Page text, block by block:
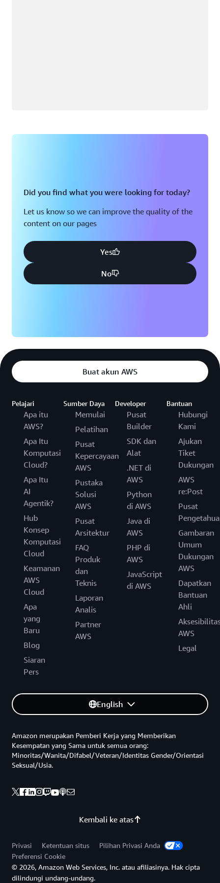
Did you find what you were looking for today?
Let us know so we can improve the quality of the
content on our pages
Yes
No
Buat akun AWS
Pelajari
Apa itu
AWS?
Apa Itu
Komputasi
Cloud?
Apa Itu
AI
Agentik?
Hub
Konsep
Komputasi
Cloud
Keamanan
AWS
Cloud
Apa
yang
Baru
Blog
Siaran
Pers
Sumber Daya
Memulai
Pelatihan
Pusat
Kepercayaan
AWS
Pustaka
Solusi
AWS
Pusat
Arsitektur
FAQ
Produk
dan
Teknis
Laporan
Analis
Partner
AWS
Developer
Pusat
Builder
SDK dan
Alat
.NET di
AWS
Python
di AWS
Java di
AWS
PHP di
AWS
JavaScript
di AWS
Bantuan
Hubungi
Kami
Ajukan
Tiket
Dukungan
AWS
re:Post
Pusat
Gambaran
Umum
Dukungan
AWS
Dapatkan
Bantuan
Ahli
AWS
Legal
English
Kembali ke atas
Amazon merupakan Pemberi Kerja yang Memberikan
Kesempatan yang Sama untuk semua orang:
Minoritas/Wanita/Difabel/Veteran/Identitas Gender/Orientasi
Seksual/Usia.
Privasi Ketentuan situs
Pilihan Privasi Anda
Preferensi Cookie
© 2026, Amazon Web Services, Inc. atau afiliasinya. Hak cipta
dilindungi undang-undang.